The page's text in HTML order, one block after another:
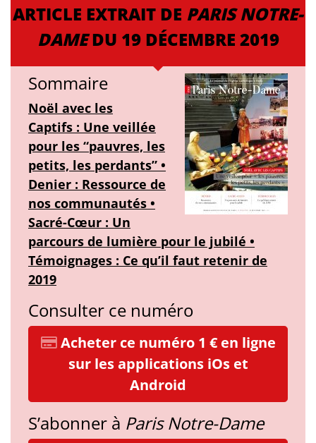
ARTICLE EXTRAIT DE PARIS NOTRE-
DAMEDU 19 DÉCEMBRE 2019
Sommaire
Noël avec les
Captifs : Une veillée
pour les “pauvres, les
petits, les perdants” •
Denier : Ressource de
nos communautés •
Sacré-Cœur : Un
parcours de lumière pour le jubilé •
Témoignages : Ce qu’il faut retenir de
2019
Consulter ce numéro
Acheter ce numéro 1 € en ligne
sur les applications iOs et
Android
S’abonner à Paris Notre-Dame